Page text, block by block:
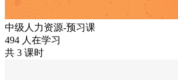
中级人力资源-预习课
494 人在学习
共 3 课时